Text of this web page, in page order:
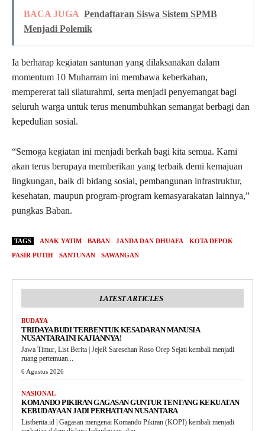
BACA JUGA Pendaftaran Siswa Sistem SPMB
Menjadi Polemik
Ia berharap kegiatan santunan yang dilaksanakan dalam
momentum 10 Muharram ini membawa keberkahan,
mempererat tali silaturahmi, serta menjadi penyemangat bagi
seluruh warga untuk terus menumbuhkan semangat berbagi dan
kepedulian sosial.
“Semoga kegiatan ini menjadi berkah bagi kita semua. Kami
akan terus berupaya memberikan yang terbaik demi kemajuan
lingkungan, baik di bidang sosial, pembangunan infrastruktur,
kesehatan, maupun program-program kemasyarakatan lainnya,”
pungkas Baban.
TAGS ANAK YATIM BABAN JANDA DAN DHUAFA
KOTA DEPOK
PASIR PUTIH
SANTUNAN SAWANGAN
LATEST ARTICLES
BUDAYA
TRIDAYA BUDI TERBENTUK KESADARAN MANUSIA
NUSANTARA INI KAJIANNYA!
Jawa Timur, List Berita | JejeR Saresehan Roso Orep Sejati kembali menjadi
ruang pertemuan...
6 Agustus 2026
NASIONAL
KOMANDO PIKIRAN GAGASAN GUNTUR TENTANG KEKUATAN
KEBUDAYAAN JADI PERHATIAN NUSANTARA
Listberita.id | Gagasan mengenai Komando Pikiran (KOPI) kembali menjadi